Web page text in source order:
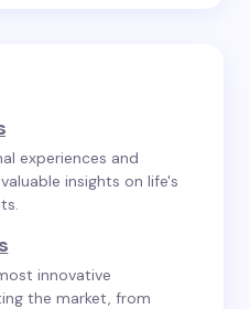
experiences and
insights on life's
innovative
the market, from